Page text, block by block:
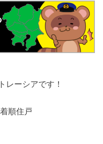
レーシアです！
順住戸